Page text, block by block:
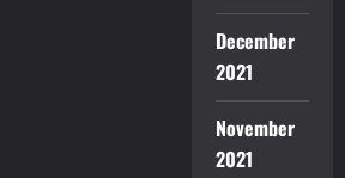
December
2021
November
2021